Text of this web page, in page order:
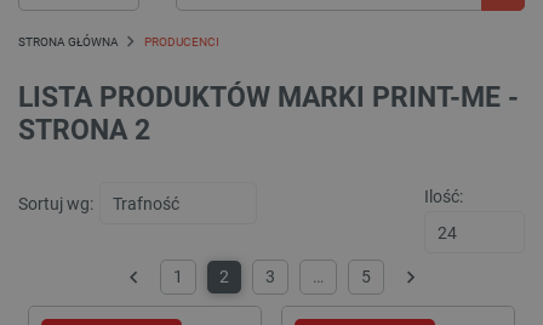
STRONA GŁÓWNA PRODUCENCI
LISTA PRODUKTÓW MARKI PRINT-ME -
STRONA 2
Sortuj wg: Ilość:
Poprzedni1 2 3 … 5 Następny